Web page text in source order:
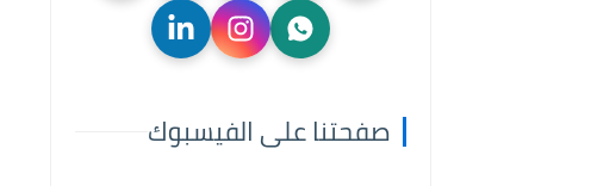
صفحتنا على الفيسبوك